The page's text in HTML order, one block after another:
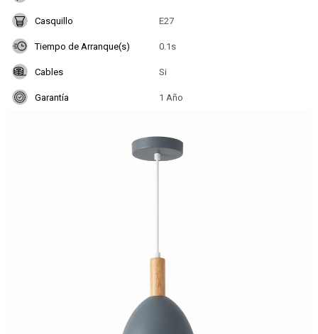
Casquillo E27
Tiempo de Arranque(s) 0.1s
Cables Si
Garantía 1 Año